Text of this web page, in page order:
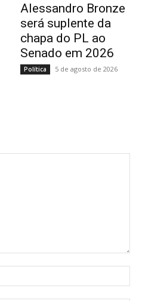
Alessandro Bronze
será suplente da
chapa do PL ao
Senado em 2026
Política 5 de agosto de 2026